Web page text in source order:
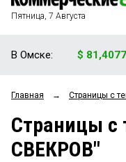
ФИНАНСЫ
ОБЩЕСТВО
ЗАКОН
Пятница, 7 Августа
В Омске: $ 81,4077
Главная → Страницы c
Страницы c
СВЕКРОВ"